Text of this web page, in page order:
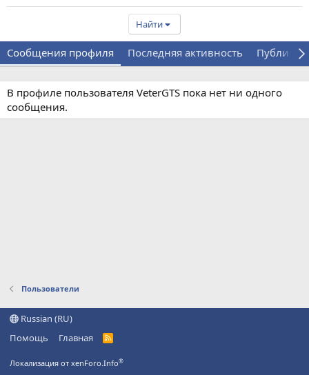
Найти
Сообщения профиля Последняя активность
В профиле пользователя VeterGTS пока нет ни одного
сообщения.
Пользователи
Russian (RU)
Помощь
Главная
R
Локализация от xenForo.Info®